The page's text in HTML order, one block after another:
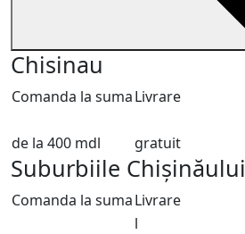
Chisinau
Comanda la sumaLivrare
de la 400 mdl gratuit
Suburbiile Chișinăului
Comanda la sumaLivrare
l